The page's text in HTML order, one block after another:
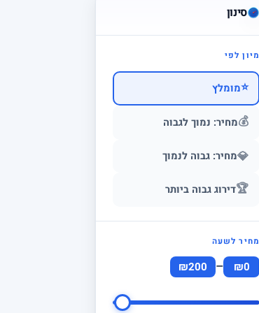
סינון
מיון לפי
⭐מומלץ
💰מחיר: נמוך לגבוה
💎מחיר: גבוה לנמוך
🏆דירוג גבוה ביותר
מחיר לשעה
₪0
–
₪200